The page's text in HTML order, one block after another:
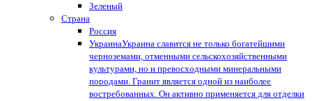
Зеленый
Страна
Россия
УкраинаУкраина славится не только богатейшими
черноземами, отменными сельскохозяйственными
культурами, но и превосходными минеральными
породами. Гранит является одной из наиболее
востребованных. Он активно применяется для отделки